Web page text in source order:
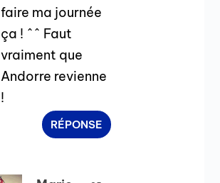
faire ma journée
ça ! ^^ Faut
vraiment que
Andorre revienne
!
RÉPONSE